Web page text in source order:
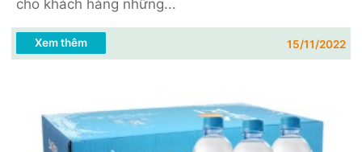
cho khách hàng những...
Xem thêm 15/11/2022